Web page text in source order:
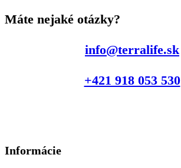
Máte nejaké otázky?
info@terralife.sk
+421 918 053 530
Informácie